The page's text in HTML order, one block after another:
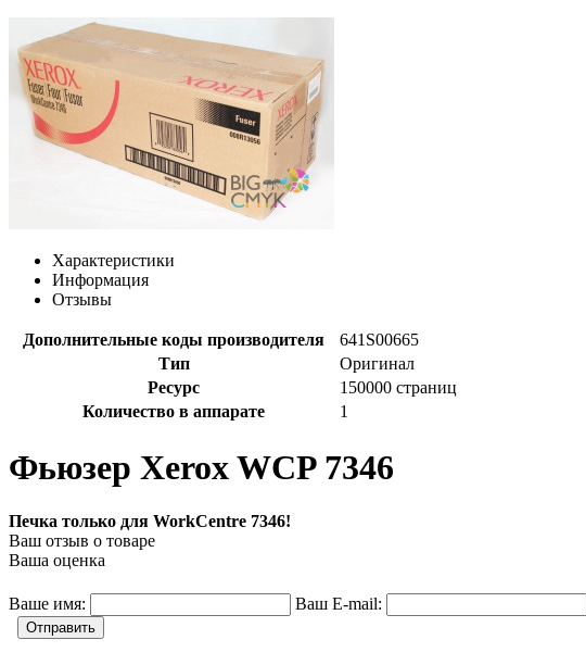
Характеристики
Информация
Отзывы
Дополнительные коды производителя
641S00665
Тип
Оригинал
Ресурс
150000 страниц
Количество в аппарате
1
Фьюзер Xerox WCP 7346
Печка только для WorkCentre 7346!
Ваш отзыв о товаре
Ваша оценка
Ваше имя: Ваш E-mail:
Отправить